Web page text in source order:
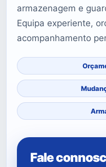
armazenagem e
Equipa experiente,
acompanhamento
Fale